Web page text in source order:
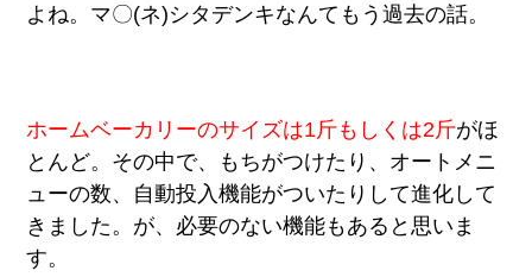
よね。マ〇(ネ)シタデンキなんてもう過去の話。
ホームベーカリーのサイズは1斤もしくは2斤がほ
とんど。その中で、もちがつけたり、オートメニ
ューの数、自動投入機能がついたりして進化して
きました。が、必要のない機能もあると思いま
す。